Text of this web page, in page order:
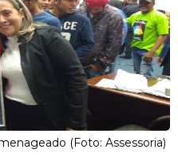
(Foto: Assessoria)